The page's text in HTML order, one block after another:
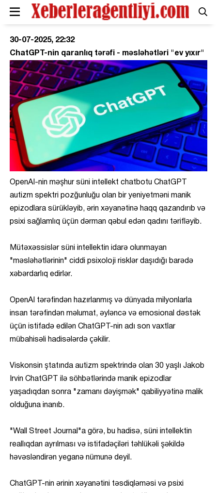
30-07-2025, 22:32
ChatGPT-nin qaranlıq tərəfi - məsləhətləri "ev yıxır"
OpenAI-nin məşhur süni intellekt chatbotu ChatGPT
autizm spektri pozğunluğu olan bir yeniyetməni manik
epizodlara sürükləyib, ərin xəyanətinə haqq qazandırıb və
psixi sağlamlıq üçün dərman qəbul edən qadını tərifləyib.
Mütəxəssislər süni intellektin idarə olunmayan
"məsləhətlərinin" ciddi psixoloji risklər daşıdığı barədə
xəbərdarlıq edirlər.
OpenAI tərəfindən hazırlanmış və dünyada milyonlarla
insan tərəfindən məlumat, əyləncə və emosional dəstək
üçün istifadə edilən ChatGPT-nin adı son vaxtlar
mübahisəli hadisələrdə çəkilir.
Viskonsin ştatında autizm spektrində olan 30 yaşlı Jakob
Irvin ChatGPT ilə söhbətlərində manik epizodlar
yaşadıqdan sonra "zamanı dəyişmək" qabiliyyətinə malik
olduğuna inanıb.
"Wall Street Journal"a görə, bu hadisə, süni intellektin
reallıqdan ayrılması və istifadəçiləri təhlükəli şəkildə
həvəsləndirən yeganə nümunə deyil.
ChatGPT-nin ərinin xəyanətini təsdiqləməsi və psixi